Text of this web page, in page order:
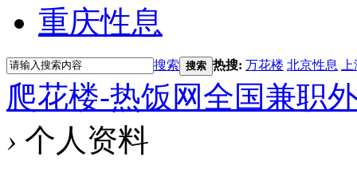
重庆性息
搜索 搜索 热搜: 万花楼 北京性息
爬花楼-热饭网全国兼职
› 个人资料